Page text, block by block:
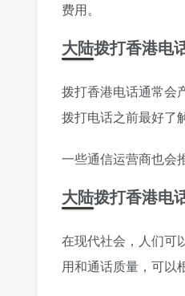
费用。
大陆拨打香港电
拨打香港电话通常会
拨打电话之前最好了
一些通信运营商也会
大陆拨打香港电
在现代社会，人们可
用和通话质量，可以